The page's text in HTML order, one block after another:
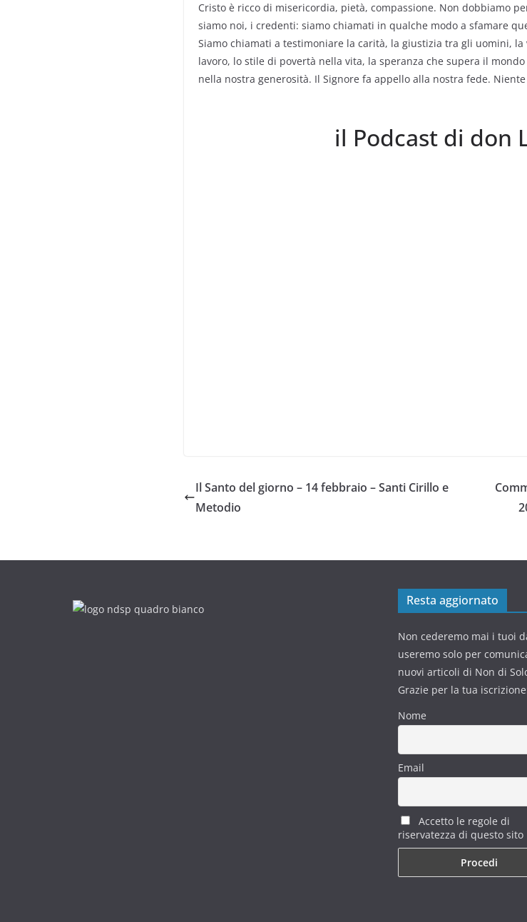
Cristo è ricco di misericordia, pietà, compassione. Non dobbiamo
siamo noi, i credenti: siamo chiamati in qualche modo a sfamare
Siamo chiamati a testimoniare la carità, la giustizia tra gli uomini,
lavoro, lo stile di povertà nella vita, la speranza che supera il
nella nostra generosità. Il Signore fa appello alla nostra fede.
il Podcast di don
Il Santo del giorno – 14 febbraio – Santi Cirillo e
Metodio
Resta aggiornato
Non cederemo mai i tuoi
useremo solo per
nuovi articoli di Non di
Grazie per la tua
Nome
Email
Accetto le regole di
riservatezza di questo sito